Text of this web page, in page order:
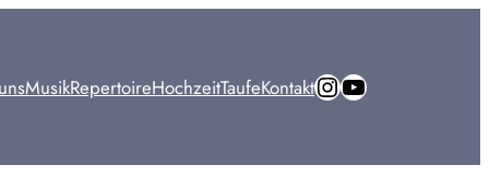
MusikRepertoireHochzeitTaufeKontaktInstagram
https://www.youtube.com/